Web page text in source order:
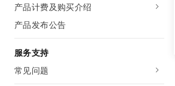
产品计费及购买介绍
产品发布公告
服务支持
常见问题
存储
现代化应用